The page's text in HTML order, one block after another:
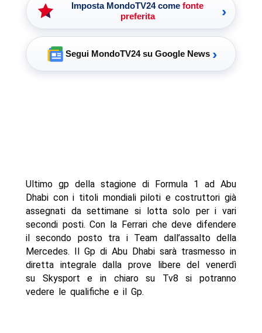
Imposta MondoTV24 come fonte
preferita
›
Segui MondoTV24 su Google News ›
Ultimo gp della stagione di Formula 1 ad Abu
Dhabi con i titoli mondiali piloti e costruttori già
assegnati da settimane si lotta solo per i vari
secondi posti. Con la Ferrari che deve difendere
il secondo posto tra i Team dall’assalto della
Mercedes. Il Gp di Abu Dhabi sarà trasmesso in
diretta integrale dalla prove libere del venerdì
su Skysport e in chiaro su Tv8 si potranno
vedere le qualifiche e il Gp.